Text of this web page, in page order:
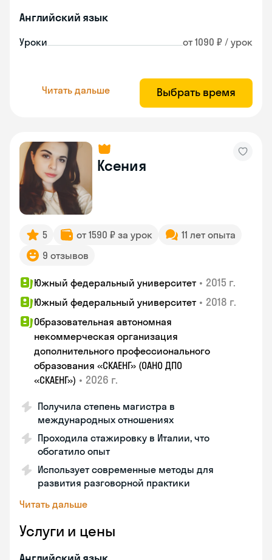
Английский язык
Уроки от 1090 ₽ / урок
Читать дальше Выбрать время
Ксения
5 от 1590 ₽ за урок
11 лет опыта
9 отзывов
Южный федеральный университет • 2015 г.
Южный федеральный университет • 2018 г.
Образовательная автономная
некоммерческая организация
дополнительного профессионального
образования «СКАЕНГ» (ОАНО ДПО
«СКАЕНГ») • 2026 г.
Получила степень магистра в
международных отношениях
Проходила стажировку в Италии, что
обогатило опыт
Использует современные методы для
развития разговорной практики
Читать дальше
Услуги и цены